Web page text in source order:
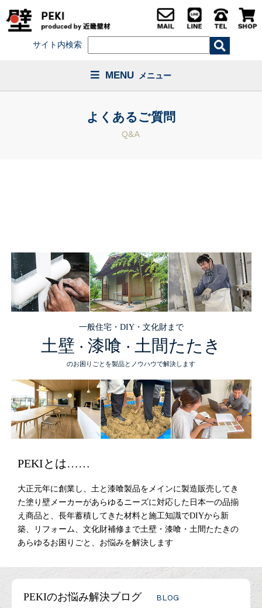
サイト内検索
MENU メニュー
よくあるご質問
Q&A
一般住宅・DIY・文化財まで
土壁 ・ 漆喰 ・ 土間たたき
のお困りごとを製品とノウハウで解決します
PEKIとは……
大正元年に創業し、土と漆喰製品をメインに製造販売してき
た塗り壁メーカーがあらゆるニーズに対応した日本一の品揃
え商品と、長年蓄積してきた材料と施工知識でDIYから新
築、リフォーム、文化財補修まで土壁・漆喰・土間たたきの
あらゆるお困りごと、お悩みを解決します
PEKIのお悩み解決ブログ BLOG